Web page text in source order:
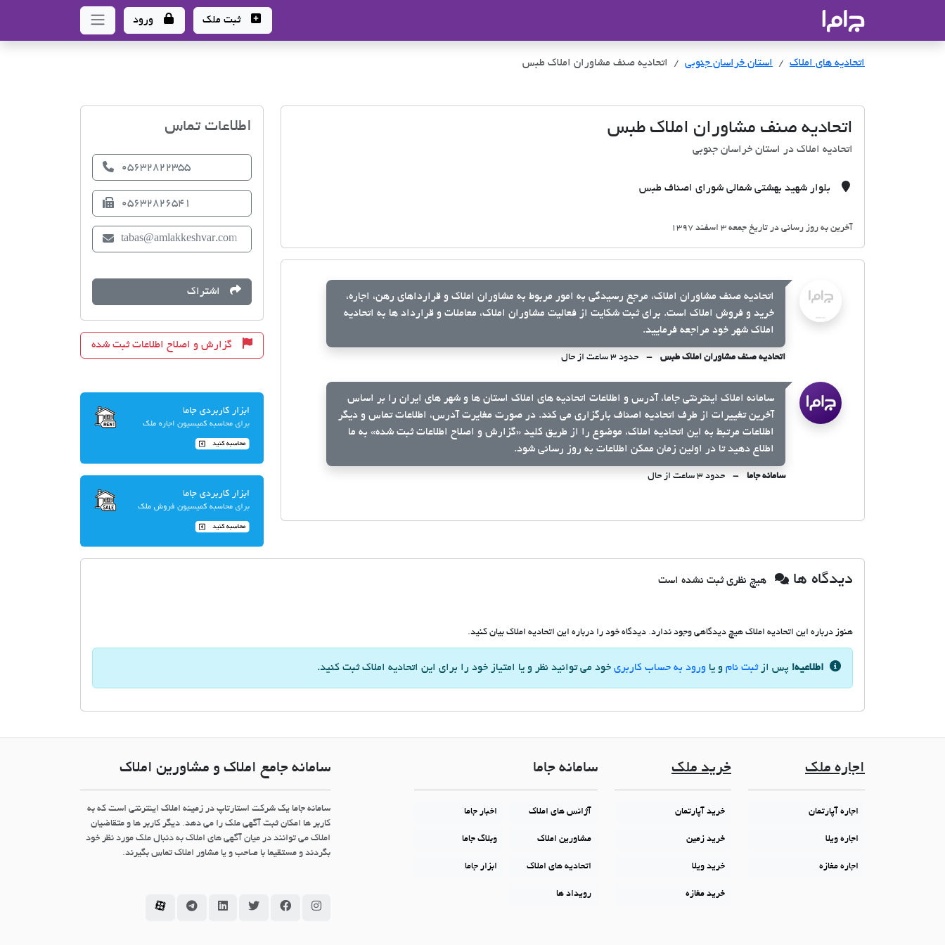
ثبت ملک ورود
اتحادیه های املاک اتحادیه های املاک
استان خراسان جنوبی اتحادیه صنف مشاوران املاک طبس
اتحادیه صنف مشاوران املاک طبس
اتحادیه املاک در استان خراسان جنوبی
بلوار شهید بهشتی شمالی شورای اصناف طبس
آخرین به روز رسانی در تاریخ جمعه 3 اسفند 1397
اتحادیه صنف مشاوران املاک، مرجع رسیدگی به امور مربوط به مشاوران املاک و قرارداهای رهن، اجاره،
خرید و فروش املاک است. برای ثبت شکایت از فعالیت مشاوران املاک، معاملات و قرارداد ها به اتحادیه
املاک شهر خود مراجعه فرمایید.
اتحادیه صنف مشاوران املاک طبس حدود ۳ ساعت از حال
سامانه املاک اینترنتی جاما، آدرس و اطلاعات اتحادیه های املاک استان ها و شهر های ایران را بر اساس
آخرین تغییرات از طرف اتحادیه اصناف بارگزاری می کند. در صورت مغایرت آدرس، اطلاعات تماس و دیگر
اطلاعات مرتبط به این اتحادیه املاک، موضوع را از طریق کلید «گزارش و اصلاح اطلاعات ثبت شده» به ما
اطلاع دهید تا در اولین زمان ممکن اطلاعات به روز رسانی شود.
سامانه جاما حدود ۳ ساعت از حال
اطلاعات تماس
05632822355
05632826541
tabas@amlakkeshvar.com
اشتراک
گزارش و اصلاح اطلاعات ثبت شده
دیدگاه ها هیچ نظری ثبت نشده است
هنوز درباره این اتحادیه املاک هیچ دیدگاهی وجود ندارد. دیدگاه خود را درباره این اتحادیه املاک بیان کنید.
اطلاعیه! پس ازثبت نام و یا ورود به حساب کاربری خود می توانید نظر و یا امتیاز خود را برای این اتحادیه املاک ثبت کنید.
اجاره ملک
اجاره آپارتمان
اجاره ویلا
اجاره مغازه
خرید ملک
خرید آپارتمان
خرید زمین
خرید ویلا
خرید مغازه
سامانه جاما
آژانس های املاک اخبار جاما
مشاورین املاک وبلاگ جاما
اتحادیه های املاک ابزار جاما
رویداد ها
سامانه جامع املاک و مشاورین املاک
سامانه جاما یک شرکت استارتاپ در زمینه املاک اینترنتی است که به
کاربر ها امکان ثبت آگهی ملک را می دهد. دیگر کاربر ها و متقاضیان
املاک می توانند در میان آگهی های املاک به دنبال ملک مورد نظر خود
بگردند و مستقیما با صاحب و یا مشاور املاک تماس بگیرند.
سامانه جاما در اینستاگرام
سامانه جاما در فیسبوک
سامانه جاما در توئیتر
سامانه جاما در لینکداین
سامانه جاما در تلگرام
سامانه جاما در آپارات